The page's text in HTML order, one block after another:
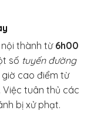
nội thành từ 6h00
số tuyến đường
cao điểm từ
. Việc tuân thủ các
bị xử phạt.